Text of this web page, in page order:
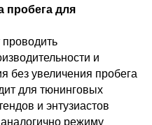
пробега для
и
без увеличения пробега
для тюнинговых
и энтузиастов
режиму